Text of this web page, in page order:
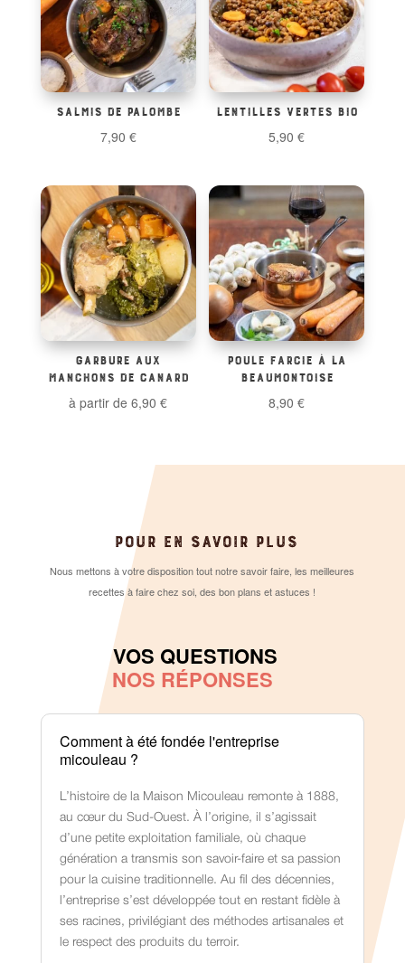
SALMIS DE PALOMBE
7,90 €
LENTILLES VERTES BIO
5,90€
GARBURE AUX
MANCHONS DE CANARD
à partir de6,90€
POULE FARCIE À LA
BEAUMONTOISE
8,90€
POUR EN SAVOIR PLUS
Nous mettons à votre disposition tout notre savoir faire, les meilleures
recettes à faire chez soi, des bon plans et astuces !
VOS QUESTIONS
NOS RÉPONSES
Comment à été fondée l'entreprise
micouleau ?
L’histoire de la Maison Micouleau remonte à 1888,
au cœur du Sud-Ouest. À l’origine, il s’agissait
d’une petite exploitation familiale, où chaque
génération a transmis son savoir-faire et sa passion
pour la cuisine traditionnelle. Au fil des décennies,
l’entreprise s’est développée tout en restant fidèle à
ses racines, privilégiant des méthodes artisanales et
le respect des produits du terroir.